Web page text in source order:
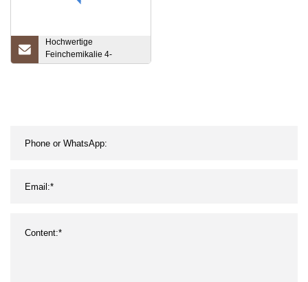
Hochwertige
Feinchemikalie 4-
Hydroxyacetophenon